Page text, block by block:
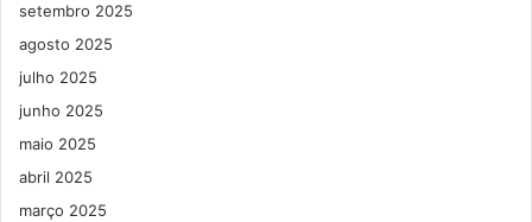
setembro 2025
agosto 2025
julho 2025
junho 2025
maio 2025
abril 2025
março 2025